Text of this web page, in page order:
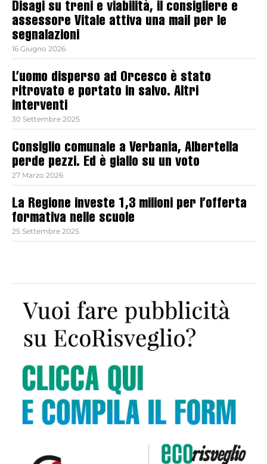
Disagi su treni e viabilità, il consigliere e
assessore Vitale attiva una mail per le
segnalazioni
16 Giugno 2026
L’uomo disperso ad Orcesco è stato
ritrovato e portato in salvo. Altri
interventi
30 Settembre 2025
Consiglio comunale a Verbania, Albertella
perde pezzi. Ed è giallo su un voto
27 Marzo 2026
La Regione investe 1,3 milioni per l’offerta
formativa nelle scuole
25 Settembre 2025